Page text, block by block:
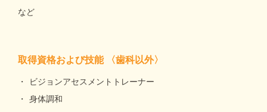
など
取得資格および技能 〈歯科以外〉
ビジョンアセスメントトレーナー
身体調和